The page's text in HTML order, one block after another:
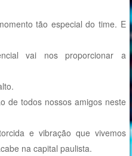
tão especial do time. E
vai nos proporcionar a
de todos nossos amigos neste
e vibração que vivemos
na capital paulista.